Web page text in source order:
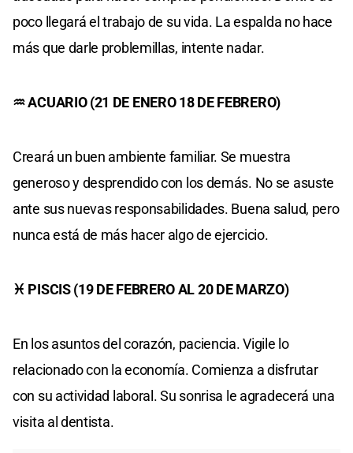
poco llegará el trabajo de su vida. La espalda no hace
más que darle problemillas, intente nadar.
♒ ACUARIO (21 DE ENERO 18 DE FEBRERO)
Creará un buen ambiente familiar. Se muestra
generoso y desprendido con los demás. No se asuste
ante sus nuevas responsabilidades. Buena salud, pero
nunca está de más hacer algo de ejercicio.
♓ PISCIS (19 DE FEBRERO AL 20 DE MARZO)
En los asuntos del corazón, paciencia. Vigile lo
relacionado con la economía. Comienza a disfrutar
con su actividad laboral. Su sonrisa le agradecerá una
visita al dentista.